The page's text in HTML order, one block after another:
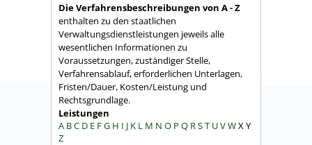
Die Verfahrensbeschreibungen von A - Z
enthalten zu den staatlichen
Verwaltungsdienstleistungen jeweils alle
wesentlichen Informationen zu
Voraussetzungen, zuständiger Stelle,
Verfahrensablauf, erforderlichen Unterlagen,
Fristen/Dauer, Kosten/Leistung und
Rechtsgrundlage.
Leistungen
A BC D E FG H I J K L M N O P Q RST UVWX Y
Z